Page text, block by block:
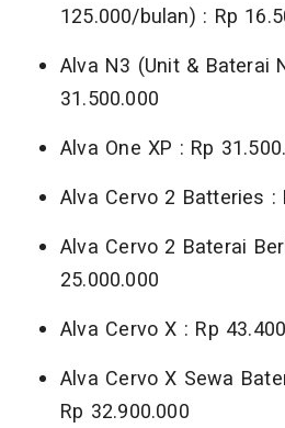
125.000/bulan) : Rp
Alva N3 (Unit & Baterai
31.500.000
Alva One XP : Rp
Alva Cervo 2 Batteries :
Alva Cervo 2 Baterai
25.000.000
Alva Cervo X : Rp
Alva Cervo X Sewa
Rp 32.900.000